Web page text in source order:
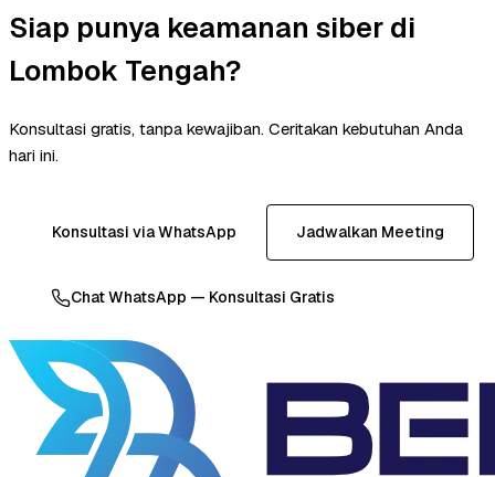
Siap punya keamanan siber di
Lombok Tengah?
Konsultasi gratis, tanpa kewajiban. Ceritakan kebutuhan Anda
hari ini.
Konsultasi via WhatsApp Jadwalkan Meeting
Chat WhatsApp — Konsultasi Gratis